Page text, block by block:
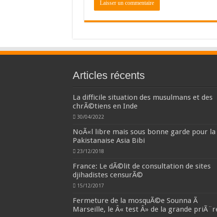
Articles récents
La difficile situation des musulmans et des
chrÃ©tiens en Inde
30/04/2022
NoÃ«l libre mais sous bonne garde pour la
Pakistanaise Asia Bibi
23/12/2018
France: Le dÃ©lit de consultation de sites
djihadistes censurÃ©
15/12/2017
Fermeture de la mosquÃ©e Sounna Ã
Marseille, le Â« test Â» de la grande